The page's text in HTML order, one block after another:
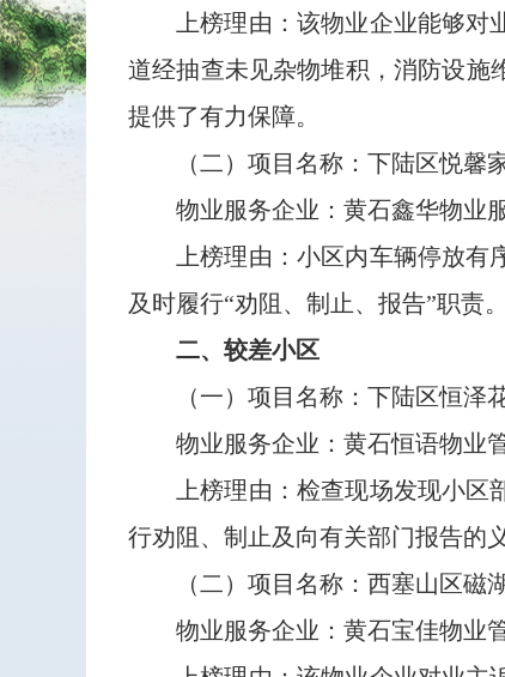
上榜理由：该物业企业能够
道经抽查未见杂物堆积，消防设施
提供了有力保障。
（二）项目名称：下陆区悦馨
物业服务企业：黄石鑫华物业
上榜理由：小区内车辆停放
及时履行“劝阻、制止、报告”职责。
二、较差小区
（一）项目名称：下陆区恒泽
物业服务企业：黄石恒语物业
上榜理由：检查现场发现小
行劝阻、制止及向有关部门报告的义
（二）项目名称：西塞山区磁
物业服务企业：黄石宝佳物业